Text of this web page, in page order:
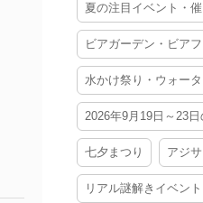
夏の注目イベント・
ビアガーデン・ビア
水かけ祭り・ウォー
2026年9月19日～23
七夕まつり アジ
リアル謎解きイベント